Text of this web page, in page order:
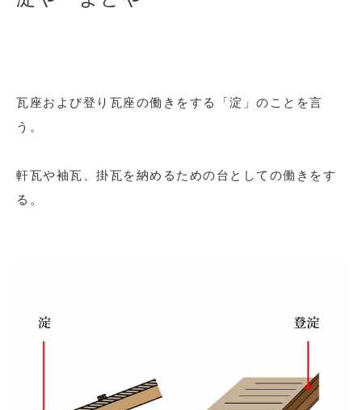
瓦座および登り瓦座の働きをする「淀」のことを言
う。
軒瓦や袖瓦、掛瓦を納めるための台としての働きをす
る。